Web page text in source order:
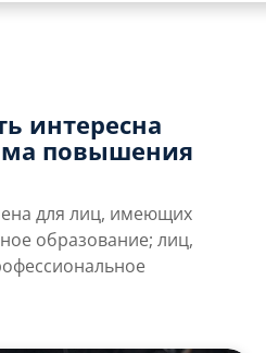
интересна
повышения
для лиц, имеющих
образование; лиц,